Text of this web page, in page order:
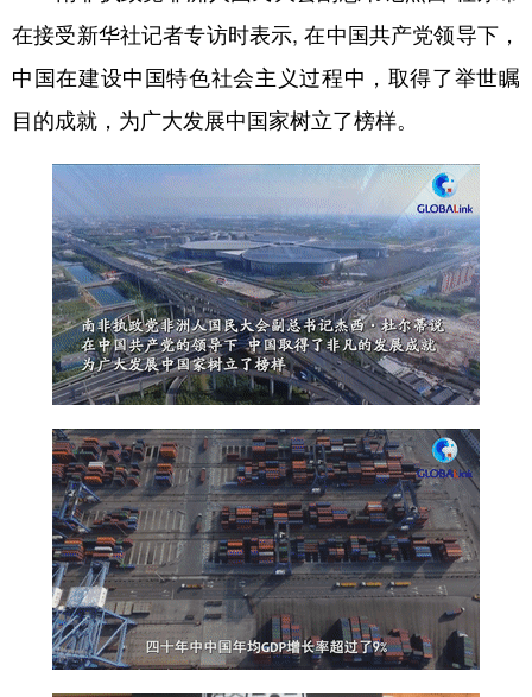
地方频道
北京 天津 河北 山西
浙江 安徽 福建 江西
山东 河南 湖北 湖南
广东 广西 海南 重庆
四川 贵州 云南 西藏
陕西 甘肃 青海 宁夏
新疆 内蒙古 黑龙江
多语种频道
English Español Français عربى
Русский язык 日本語 한국어
在接受新华社记者专访时表示, 在中国共产党领导下，
中国在建设中国特色社会主义过程中，取得了举世瞩
目的成就，为广大发展中国家树立了榜样。